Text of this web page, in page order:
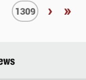
1309 › »